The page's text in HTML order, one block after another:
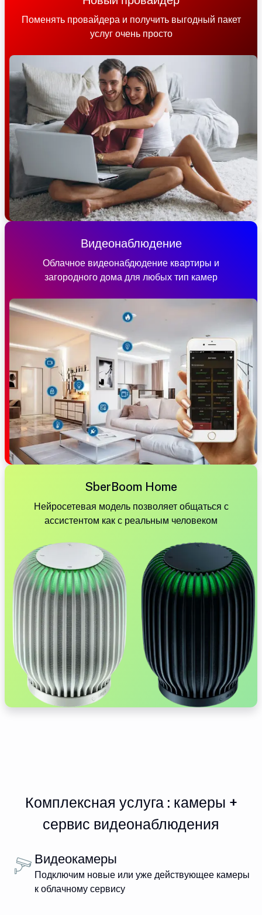
Поменять провайдера и получить выгодный пакет
услуг очень просто
Видеонаблюдение
Облачное видеонабдюдение квартиры и
загородного дома для любых тип камер
SberBoom Home
Нейросетевая модель позволяет общаться с
ассистентом как с реальным человеком
Комплексная услуга : камеры +
сервис видеонаблюдения
Видеокамеры
Подключим новые или уже действующее камеры
к облачному сервису